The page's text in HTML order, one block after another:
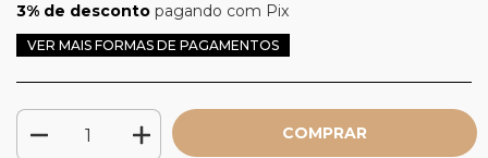
3% de desconto pagando com Pix
VER MAIS FORMAS DE PAGAMENTOS